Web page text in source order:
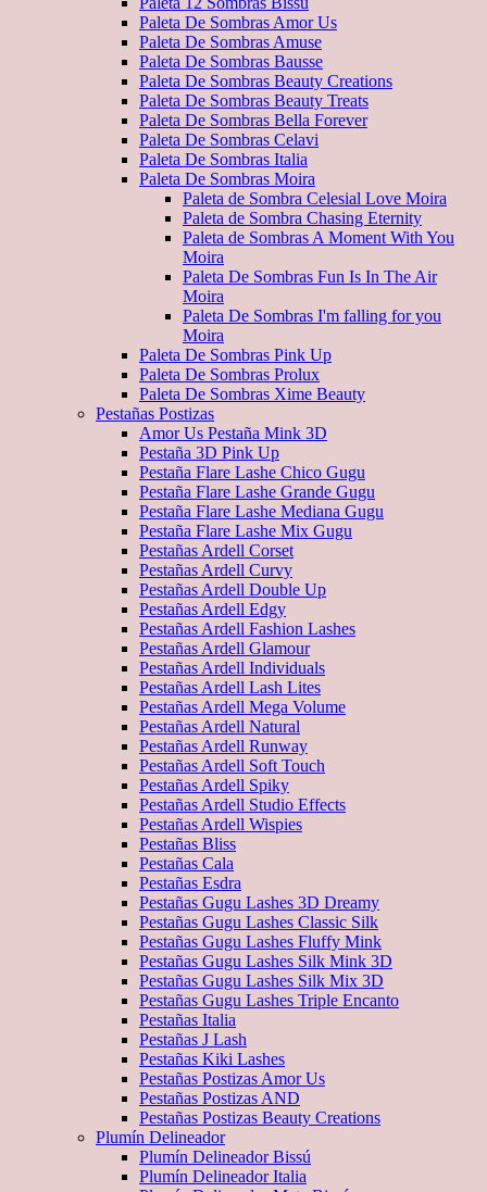
Paleta De Sombras Amor Us
Paleta De Sombras Amuse
Paleta De Sombras Bausse
Paleta De Sombras Beauty Creations
Paleta De Sombras Beauty Treats
Paleta De Sombras Bella Forever
Paleta De Sombras Celavi
Paleta De Sombras Italia
Paleta De Sombras Moira
Paleta de Sombra Celesial Love Moira
Paleta de Sombra Chasing Eternity
Paleta de Sombras A Moment With You
Moira
Paleta De Sombras Fun Is In The Air
Moira
Paleta De Sombras I'm falling for you
Moira
Paleta De Sombras Pink Up
Paleta De Sombras Prolux
Paleta De Sombras Xime Beauty
Pestañas Postizas
Amor Us Pestaña Mink 3D
Pestaña 3D Pink Up
Pestaña Flare Lashe Chico Gugu
Pestaña Flare Lashe Grande Gugu
Pestaña Flare Lashe Mediana Gugu
Pestaña Flare Lashe Mix Gugu
Pestañas Ardell Corset
Pestañas Ardell Curvy
Pestañas Ardell Double Up
Pestañas Ardell Edgy
Pestañas Ardell Fashion Lashes
Pestañas Ardell Glamour
Pestañas Ardell Individuals
Pestañas Ardell Lash Lites
Pestañas Ardell Mega Volume
Pestañas Ardell Natural
Pestañas Ardell Runway
Pestañas Ardell Soft Touch
Pestañas Ardell Spiky
Pestañas Ardell Studio Effects
Pestañas Ardell Wispies
Pestañas Bliss
Pestañas Cala
Pestañas Esdra
Pestañas Gugu Lashes 3D Dreamy
Pestañas Gugu Lashes Classic Silk
Pestañas Gugu Lashes Fluffy Mink
Pestañas Gugu Lashes Silk Mink 3D
Pestañas Gugu Lashes Silk Mix 3D
Pestañas Gugu Lashes Triple Encanto
Pestañas Italia
Pestañas J Lash
Pestañas Kiki Lashes
Pestañas Postizas Amor Us
Pestañas Postizas AND
Pestañas Postizas Beauty Creations
Plumín Delineador
Plumín Delineador Bissú
Plumín Delineador Italia